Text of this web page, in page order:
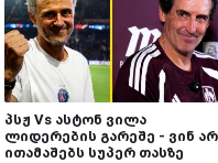
პსჟ Vs ასტონ ვილა
ლიდერების გარეშე - ვინ არ
ითამაშებს სუპერ თასზე